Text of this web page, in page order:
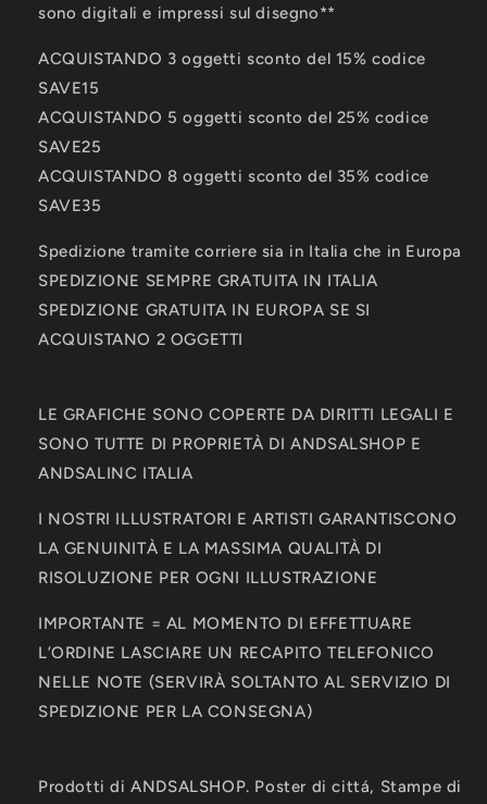
sono digitali e impressi sul disegno**
ACQUISTANDO 3 oggetti sconto del 15% codice
SAVE15
ACQUISTANDO 5 oggetti sconto del 25% codice
SAVE25
ACQUISTANDO 8 oggetti sconto del 35% codice
SAVE35
Spedizione tramite corriere sia in Italia che in Europa
SPEDIZIONE SEMPRE GRATUITA IN ITALIA
SPEDIZIONE GRATUITA IN EUROPA SE SI
ACQUISTANO 2 OGGETTI
LE GRAFICHE SONO COPERTE DA DIRITTI LEGALI E
SONO TUTTE DI PROPRIETÀ DI ANDSALSHOP E
ANDSALINC ITALIA
I NOSTRI ILLUSTRATORI E ARTISTI GARANTISCONO
LA GENUINITÀ E LA MASSIMA QUALITÀ DI
RISOLUZIONE PER OGNI ILLUSTRAZIONE
IMPORTANTE = AL MOMENTO DI EFFETTUARE
L’ORDINE LASCIARE UN RECAPITO TELEFONICO
NELLE NOTE (SERVIRÀ SOLTANTO AL SERVIZIO DI
SPEDIZIONE PER LA CONSEGNA)
Prodotti di ANDSALSHOP. Poster di cittá, Stampe di